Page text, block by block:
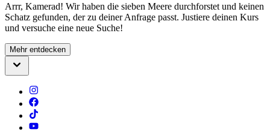
Arrr, Kamerad! Wir haben die sieben Meere durchforstet und keinen
Schatz gefunden, der zu deiner Anfrage passt. Justiere deinen Kurs
und versuche eine neue Suche!
Mehr entdecken